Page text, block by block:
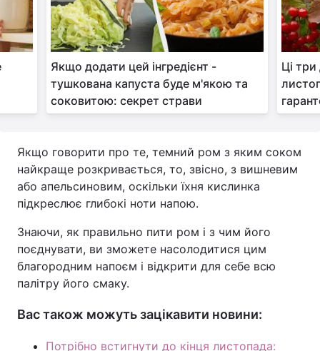
Якщо додати цей інгредієнт -
тушкована капуста буде м'якою та
соковитою: секрет страви
Ці
Якщо говорити про те, темний ром з яким соком
найкраще розкривається, то, звісно, з вишневим
або апельсиновим, оскільки їхня кислинка
підкреслює глибокі ноти напою.
Знаючи, як правильно пити ром і з чим його
поєднувати, ви зможете насолодитися цим
благородним напоєм і відкрити для себе всю
палітру його смаку.
Вас також можуть зацікавити новини:
Потрібно встигнути до кінця листопада: